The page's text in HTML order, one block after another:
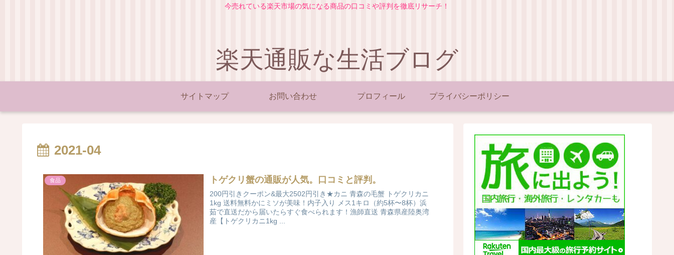
今売れている楽天市場の気になる商品の口コミや評判を徹底リサーチ！
楽天通販な生活ブログ
サイトマップ お問い合わせ プロフィール プライバシーポリシー
2021-04
食品 トゲクリ蟹の通販が人気。口コミと評判。
200円引きクーポン&最大2502円引き★カニ 青森の毛蟹 トゲクリカニ
1kg 送料無料かにミソが美味！内子入り メス1キロ（約5杯〜8杯）浜
茹で直送だから届いたらすぐ食べられます！漁師直送 青森県産陸奥湾
産【トゲクリカニ1kg ...